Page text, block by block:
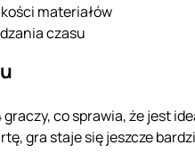
materiałów
czasu
co sprawia, że jest
gra staje się jeszcze